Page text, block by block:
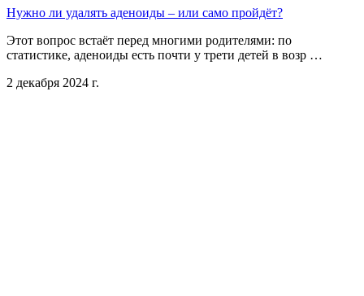
Нужно ли удалять аденоиды – или само пройдёт?
Этот вопрос встаёт перед многими родителями: по
статистике, аденоиды есть почти у трети детей в возр …
2 декабря 2024 г.